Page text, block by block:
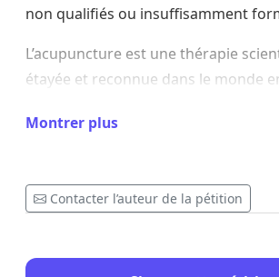
non qualifiés ou insuffisamment
L’acupuncture est une thérapie
étayée et reconnue dans le monde
douleur, de stress, de troubles du
problèmes de santé. Il est donc
soins soient dispensés de manière
Avec cette pétition, nous demandons
Montrer plus
Contacter l’auteur de la pétition